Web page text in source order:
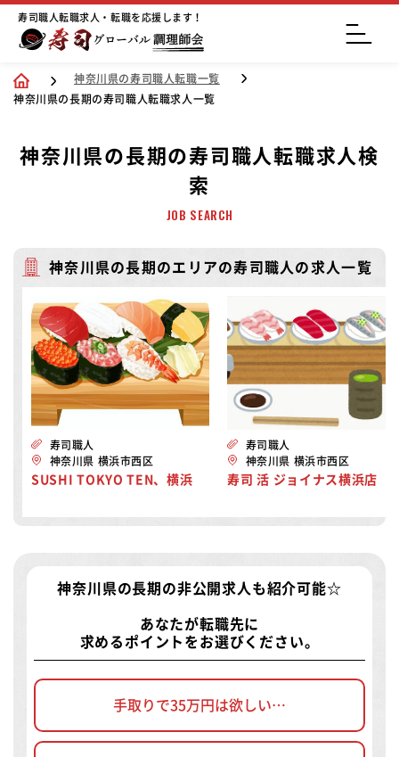
寿司職人転職求人・転職を応援します！
神奈川県の寿司職人転職一覧
神奈川県の長期の寿司職人転職求人一覧
神奈川県の長期の寿司職人転職求人検
索
JOB SEARCH
神奈川県の長期のエリアの寿司職人の求人一覧
寿司職人
神奈川県 横浜市西区
SUSHI TOKYO TEN、横浜
寿司職人
神奈川県 横浜市西区
寿司 活 ジョイナス横浜店
神奈川県の長期の非公開求人 も紹介可能☆
あなたが転職先に
求めるポイントをお選びください。
手取りで35万円は欲しい…